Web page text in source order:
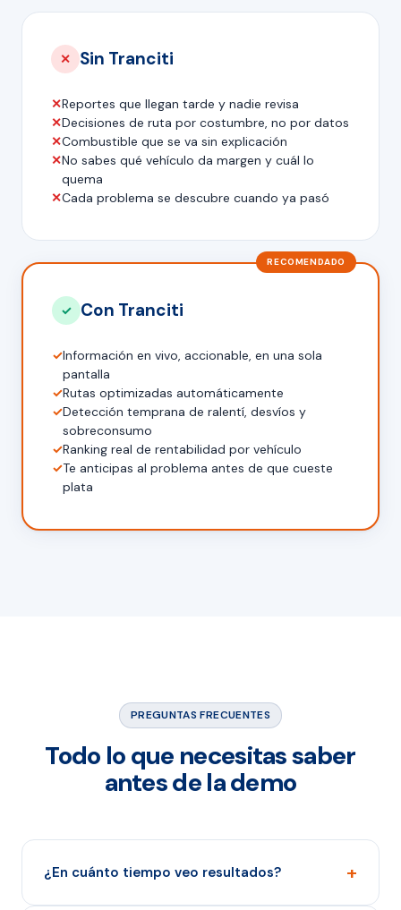
✕ Sin Tranciti
✕Reportes que llegan tarde y nadie revisa
✕Decisiones de ruta por costumbre, no por datos
✕Combustible que se va sin explicación
✕No sabes qué vehículo da margen y cuál lo
quema
✕Cada problema se descubre cuando ya pasó
RECOMENDADO
✓ Con Tranciti
✓Información en vivo, accionable, en una sola
pantalla
✓Rutas optimizadas automáticamente
✓Detección temprana de ralentí, desvíos y
sobreconsumo
✓Ranking real de rentabilidad por vehículo
✓Te anticipas al problema antes de que cueste
plata
PREGUNTAS FRECUENTES
Todo lo que necesitas saber
antes de la demo
¿En cuánto tiempo veo resultados? +